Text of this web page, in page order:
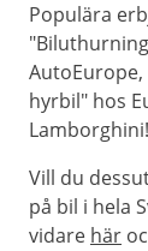
Populära
hyrbil" hos
Vill du
på bil i hela
vidare här